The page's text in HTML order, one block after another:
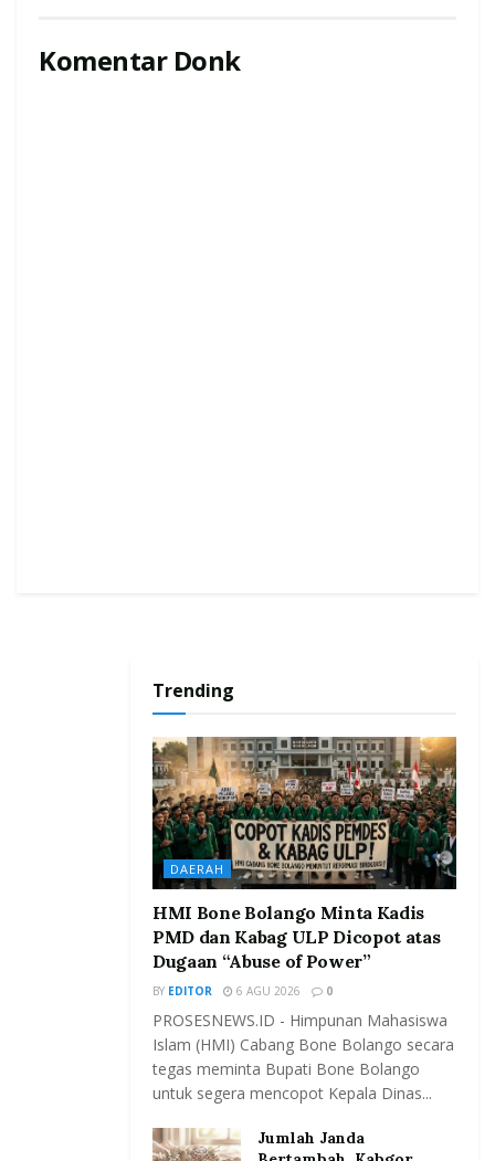
Komentar Donk
Trending
DAERAH
HMI Bone Bolango Minta Kadis
PMD dan Kabag ULP Dicopot atas
Dugaan “Abuse of Power”
BY EDITOR 6 AGU 2026 0
PROSESNEWS.ID - Himpunan Mahasiswa
Islam (HMI) Cabang Bone Bolango secara
tegas meminta Bupati Bone Bolango
untuk segera mencopot Kepala Dinas...
Jumlah Janda